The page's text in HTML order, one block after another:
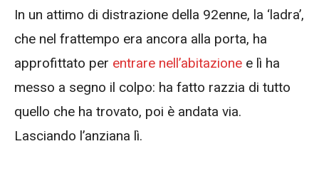
In un attimo di distrazione della 92enne, la ‘ladra’,
che nel frattempo era ancora alla porta, ha
approfittato per entrare nell’abitazione e lì ha
messo a segno il colpo: ha fatto razzia di tutto
quello che ha trovato, poi è andata via.
Lasciando l’anziana lì.